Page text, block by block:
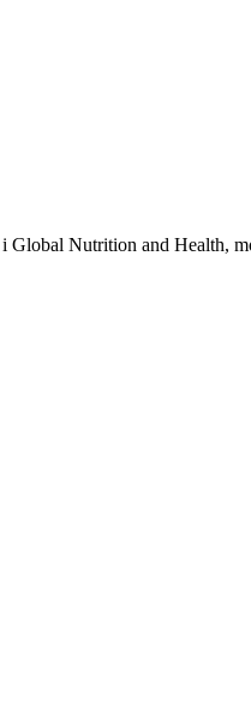
Nutrition and Health,